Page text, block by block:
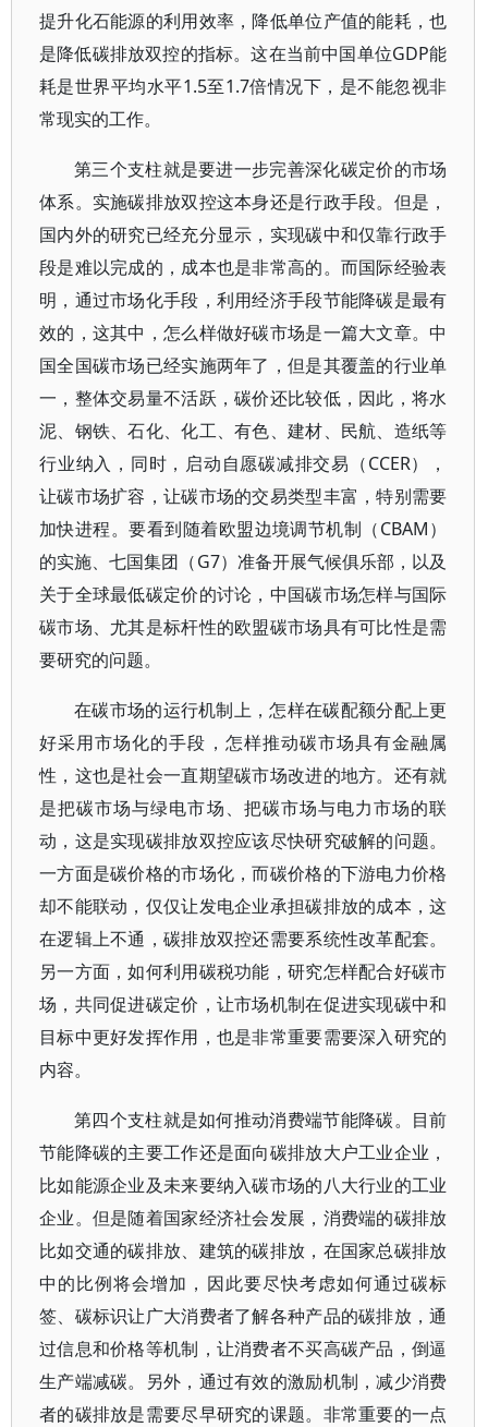
提升化石能源的利用效率，降低单位产值的能耗，也
是降低碳排放双控的指标。这在当前中国单位GDP能
耗是世界平均水平1.5至1.7倍情况下，是不能忽视非
常现实的工作。
第三个支柱就是要进一步完善深化碳定价的市场
体系。实施碳排放双控这本身还是行政手段。但是，
国内外的研究已经充分显示，实现碳中和仅靠行政手
段是难以完成的，成本也是非常高的。而国际经验表
明，通过市场化手段，利用经济手段节能降碳是最有
效的，这其中，怎么样做好碳市场是一篇大文章。中
国全国碳市场已经实施两年了，但是其覆盖的行业单
一，整体交易量不活跃，碳价还比较低，因此，将水
泥、钢铁、石化、化工、有色、建材、民航、造纸等
行业纳入，同时，启动自愿碳减排交易（CCER），
让碳市场扩容，让碳市场的交易类型丰富，特别需要
加快进程。要看到随着欧盟边境调节机制（CBAM）
的实施、七国集团（G7）准备开展气候俱乐部，以及
关于全球最低碳定价的讨论，中国碳市场怎样与国际
碳市场、尤其是标杆性的欧盟碳市场具有可比性是需
要研究的问题。
在碳市场的运行机制上，怎样在碳配额分配上更
好采用市场化的手段，怎样推动碳市场具有金融属
性，这也是社会一直期望碳市场改进的地方。还有就
是把碳市场与绿电市场、把碳市场与电力市场的联
动，这是实现碳排放双控应该尽快研究破解的问题。
一方面是碳价格的市场化，而碳价格的下游电力价格
却不能联动，仅仅让发电企业承担碳排放的成本，这
在逻辑上不通，碳排放双控还需要系统性改革配套。
另一方面，如何利用碳税功能，研究怎样配合好碳市
场，共同促进碳定价，让市场机制在促进实现碳中和
目标中更好发挥作用，也是非常重要需要深入研究的
内容。
第四个支柱就是如何推动消费端节能降碳。目前
节能降碳的主要工作还是面向碳排放大户工业企业，
比如能源企业及未来要纳入碳市场的八大行业的工业
企业。但是随着国家经济社会发展，消费端的碳排放
比如交通的碳排放、建筑的碳排放，在国家总碳排放
中的比例将会增加，因此要尽快考虑如何通过碳标
签、碳标识让广大消费者了解各种产品的碳排放，通
过信息和价格等机制，让消费者不买高碳产品，倒逼
生产端减碳。另外，通过有效的激励机制，减少消费
者的碳排放是需要尽早研究的课题。非常重要的一点